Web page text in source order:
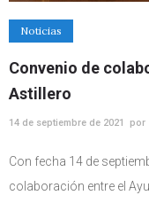
Noticias
Convenio de
Astillero
14 de septiembre de 2021 por
Con fecha 14 de
colaboración entre el